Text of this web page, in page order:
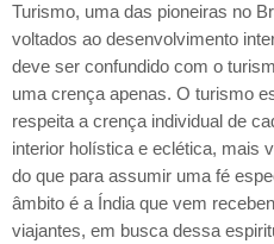
Turismo, uma das pioneiras no
voltados ao desenvolvimento
deve ser confundido com o
uma crença apenas. O turismo
respeita a crença individual de
interior holística e eclética, mais
do que para assumir uma fé
âmbito é a Índia que vem
viajantes, em busca dessa